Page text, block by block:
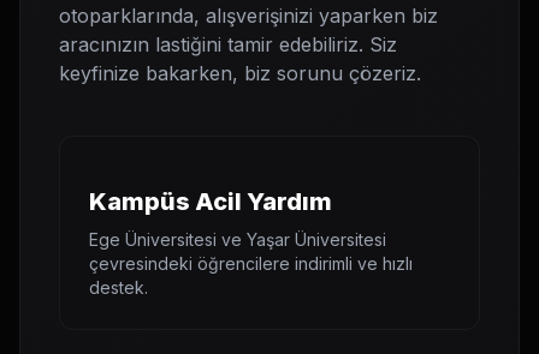
otoparklarında, alışverişinizi yaparken biz
aracınızın lastiğini tamir edebiliriz. Siz
keyfinize bakarken, biz sorunu çözeriz.
Kampüs Acil Yardım
Ege Üniversitesi ve Yaşar Üniversitesi
çevresindeki öğrencilere indirimli ve hızlı
destek.